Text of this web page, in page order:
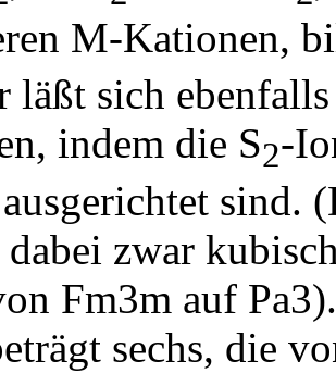
M-Kationen,
läßt sich
indem die S2-
sind.
zwar
Fm3m auf
sechs, die